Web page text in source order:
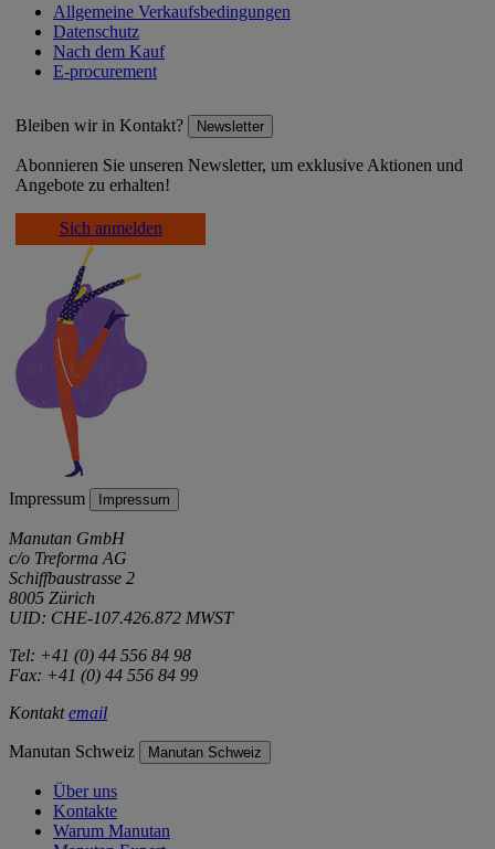
Allgemeine Verkaufsbedingungen
Datenschutz
Nach dem Kauf
E-procurement
Bleiben wir in Kontakt? Newsletter
Abonnieren Sie unseren Newsletter, um exklusive Aktionen und
Angebote zu erhalten!
Sich anmelden
Impressum Impressum
Manutan GmbH
c/o Treforma AG
Schiffbaustrasse 2
8005 Zürich
UID: CHE-107.426.872 MWST
Tel: +41 (0) 44 556 84 98
Fax: +41 (0) 44 556 84 99
Kontaktemail
Manutan Schweiz Manutan Schweiz
Über uns
Kontakte
Warum Manutan